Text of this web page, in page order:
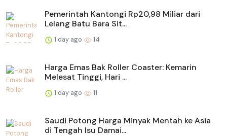
Pemerintah Kantongi Rp20,98 Miliar dari
Lelang Batu Bara Sit...
1 day ago 14
Harga Emas Bak Roller Coaster: Kemarin
Melesat Tinggi, Hari ...
1 day ago 11
Saudi Potong Harga Minyak Mentah ke Asia
di Tengah Isu Damai...